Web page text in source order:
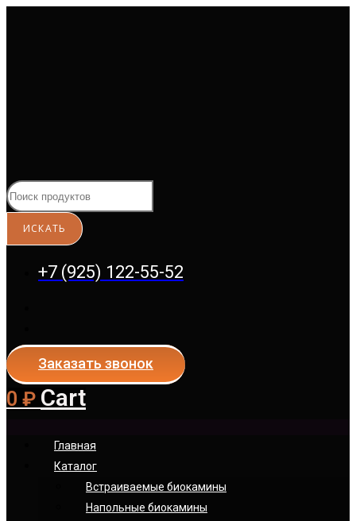
+7 (925) 122-55-52
Заказать звонок
0 ₽ Cart
Главная
Каталог
Встраиваемые биокамины
Напольные биокамины